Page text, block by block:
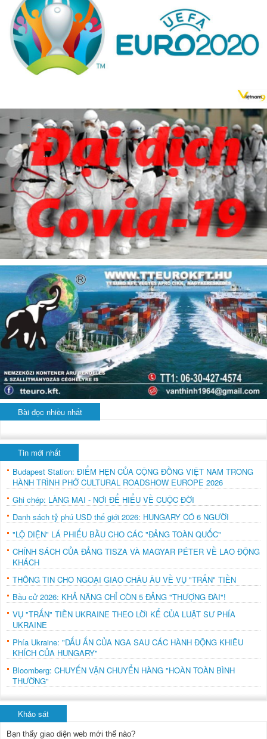
Bài đọc nhiều nhất
Tin mới nhất
Budapest Station: ĐIỂM HẸN CỦA CỘNG ĐỒNG VIỆT NAM TRONG
HÀNH TRÌNH PHỞ CULTURAL ROADSHOW EUROPE 2026
Ghi chép: LÀNG MAI - NƠI ĐỂ HIỂU VỀ CUỘC ĐỜI
Danh sách tỷ phú USD thế giới 2026: HUNGARY CÓ 6 NGƯỜI
"LỘ DIỆN" LÁ PHIẾU BẦU CHO CÁC "ĐẢNG TOÀN QUỐC"
CHÍNH SÁCH CỦA ĐẢNG TISZA VÀ MAGYAR PÉTER VỀ LAO ĐỘNG
KHÁCH
THÔNG TIN CHO NGOẠI GIAO CHÂU ÂU VỀ VỤ "TRẤN" TIỀN
Bầu cử 2026: KHẢ NĂNG CHỈ CÒN 5 ĐẢNG "THƯỢNG ĐÀI"!
VỤ "TRẤN" TIỀN UKRAINE THEO LỜI KỂ CỦA LUẬT SƯ PHÍA
UKRAINE
Phía Ukraine: "DẤU ẤN CỦA NGA SAU CÁC HÀNH ĐỘNG KHIÊU
KHÍCH CỦA HUNGARY"
Bloomberg: CHUYẾN VẬN CHUYỂN HÀNG "HOÀN TOÀN BÌNH
THƯỜNG"
Khảo sát
Bạn thấy giao diện web mới thế nào?